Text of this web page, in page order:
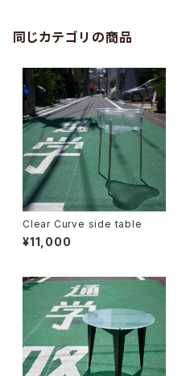
同じカテゴリの商品
Clear Curve side table
¥11,000